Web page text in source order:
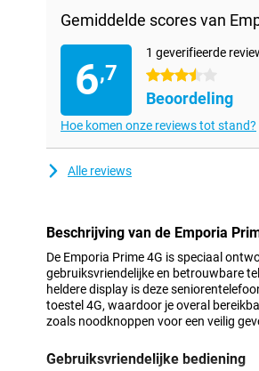
Gemiddelde scores van
6,7
1 geverifieerde
3.5 sterren
Beoordeling
Hoe komen onze reviews tot stand?
Alle reviews
Beschrijving van de Emporia
De Emporia Prime 4G is speciaal
gebruiksvriendelijke en betrouwbare
heldere display is deze
toestel 4G, waardoor je overal
zoals noodknoppen voor een veilig
Gebruiksvriendelijke bediening